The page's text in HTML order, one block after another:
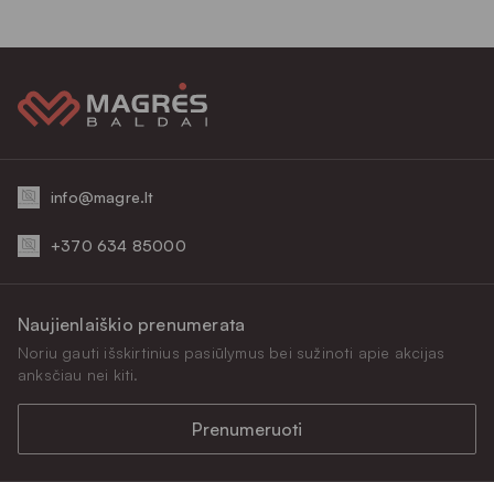
info@magre.lt
+370 634 85000
Naujienlaiškio prenumerata
Noriu gauti išskirtinius pasiūlymus bei sužinoti apie akcijas
anksčiau nei kiti.
Prenumeruoti